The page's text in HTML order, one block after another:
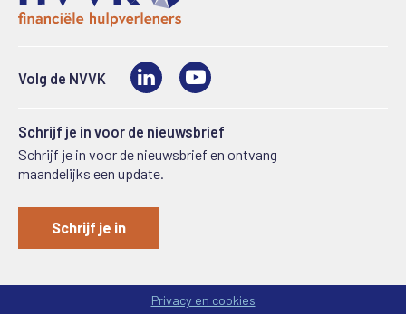
Volg de NVVK LinkedIn
Schrijf je in voor de nieuwsbrief
Schrijf je in voor de nieuwsbrief en ontvang
maandelijks een update.
Schrijf je in
Privacy en cookies